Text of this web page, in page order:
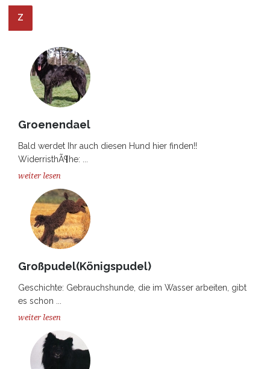
Z
Groenendael
Bald werdet Ihr auch diesen Hund hier finden!!
WiderristhÃ¶he: ...
weiter lesen
Großpudel(Königspudel)
Geschichte: Gebrauchshunde, die im Wasser arbeiten, gibt
es schon ...
weiter lesen